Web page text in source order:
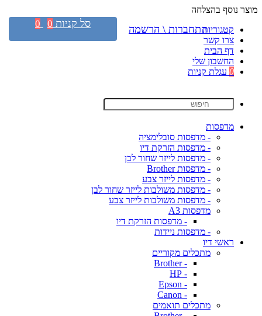
מוצר נוסף בהצלחה
קטגוריות
צרו קשר
דף הבית
החשבון שלי
0 עגלת קניות
מדפסות
- מדפסות סובלימציה
- מדפסות הזרקת דיו
- מדפסות לייזר שחור לבן
- מדפסות Brother
- מדפסות לייזר צבע
- מדפסות משולבות לייזר שחור לבן
- מדפסות משולבות לייזר צבע
מדפסות A3
- מדפסות הזרקת דיו
- מדפסות ניידות
ראשי דיו
מתכלים מקוריים
- Brother
- HP
- Epson
- Canon
מתכלים תואמים
התחברות \ הרשמה סל קניות 0
0